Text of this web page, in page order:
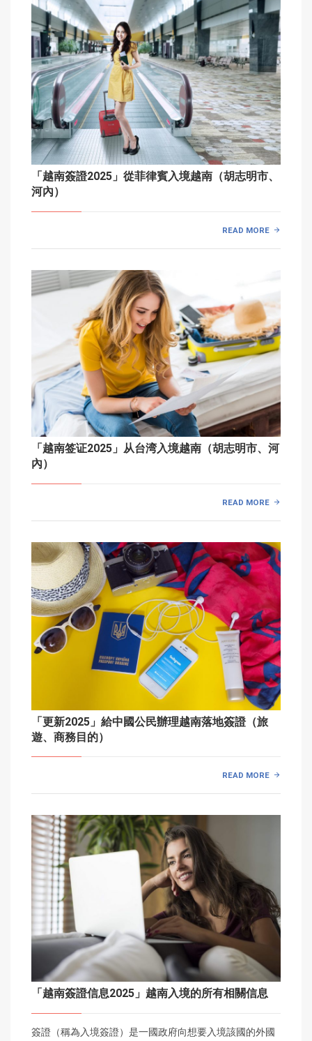
「越南簽證2025」從菲律賓入境越南（胡志明市、
河內）
READ MORE
「越南签证2025」从台湾入境越南（胡志明市、河
內）
READ MORE
「更新2025」給中國公民辦理越南落地簽證（旅
遊、商務目的）
READ MORE
「越南簽證信息2025」越南入境的所有相關信息
簽證（稱為入境簽證）是一國政府向想要入境該國的外國